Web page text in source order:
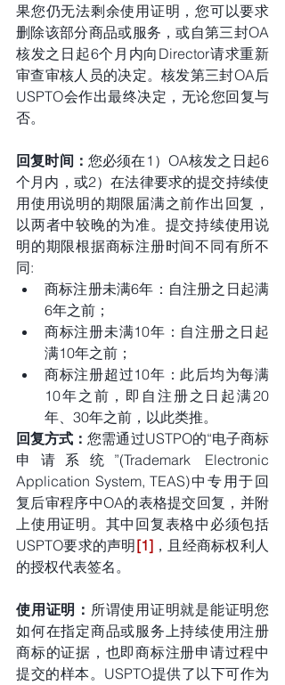
果您仍无法剩余使用证明，您可以要求
删除该部分商品或服务，或自第三封OA
核发之日起6个月内向Director请求重新
审查审核人员的决定。核发第三封OA后
USPTO会作出最终决定，无论您回复与
否。
回复时间： 您必须在1）OA核发之日起6
个月内，或2）在法律要求的提交持续使
用使用说明的期限届满之前作出回复，
以两者中较晚的为准。提交持续使用说
明的期限根据商标注册时间不同有所不
同:
商标注册未满6年：自注册之日起满
6年之前；
商标注册未满10年：自注册之日起
满10年之前；
商标注册超过10年：此后均为每满
10年之前，即自注册之日起满20
年、30年之前，以此类推。
回复方式：您需通过USTPO的“电子商标
申请系统”(Trademark Electronic
Application System, TEAS)中专用于回
复后审程序中OA的表格提交回复，并附
上使用证明。其中回复表格中必须包括
USPTO要求的声明[1]，且经商标权利人
的授权代表签名。
使用证明： 所谓使用证明就是能证明您
如何在指定商品或服务上持续使用注册
商标的证据，也即商标注册申请过程中
提交的样本。USPTO提供了以下可作为